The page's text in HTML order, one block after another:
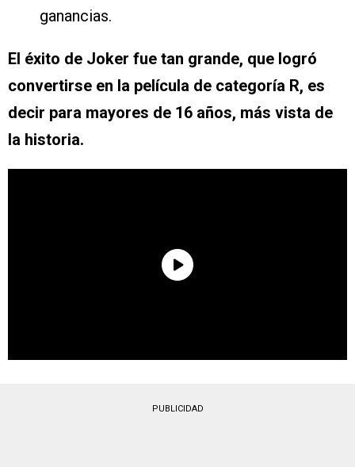
ganancias.
El éxito de Joker fue tan grande, que logró
convertirse en la película de categoría R, es
decir para mayores de 16 años, más vista de
la historia.
PUBLICIDAD